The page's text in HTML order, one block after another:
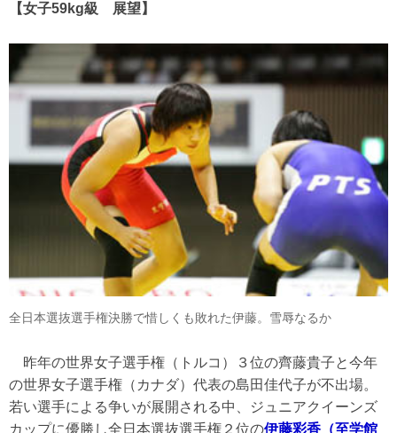
【女子59kg級 展望】
全日本選抜選手権決勝で惜しくも敗れた伊藤。雪辱なるか
昨年の世界女子選手権（トルコ）３位の齊藤貴子と今年
の世界女子選手権（カナダ）代表の島田佳代子が不出場。
若い選手による争いが展開される中、ジュニアクイーンズ
カップに優勝し全日本選抜選手権２位の伊藤彩香（至学館